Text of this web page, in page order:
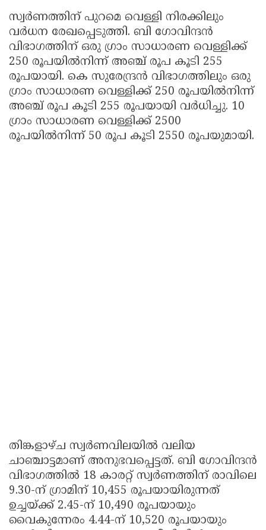
സ്വര്‍ണത്തിന് പുറമെ വെള്ളി നിരക്കിലും
വര്‍ധന രേഖപ്പെടുത്തി. ബി ഗോവിന്ദന്‍
വിഭാഗത്തിന് ഒരു ഗ്രാം സാധാരണ വെള്ളിക്ക്
250 രൂപയില്‍നിന്ന് അഞ്ച് രൂപ കൂടി 255
രൂപയായി. കെ സുരേന്ദ്രന്‍ വിഭാഗത്തിലും ഒരു
ഗ്രാം സാധാരണ വെള്ളിക്ക് 250 രൂപയില്‍നിന്ന്
അഞ്ച് രൂപ കൂടി 255 രൂപയായി വര്‍ധിച്ചു. 10
ഗ്രാം സാധാരണ വെള്ളിക്ക് 2500
രൂപയില്‍നിന്ന് 50 രൂപ കൂടി 2550 രൂപയുമായി.
തിങ്കളാഴ്ച സ്വര്‍ണവിലയില്‍ വലിയ
ചാഞ്ചാട്ടമാണ് അനുഭവപ്പെട്ടത്. ബി ഗോവിന്ദന്‍
വിഭാഗത്തില്‍ 18 കാരറ്റ് സ്വര്‍ണത്തിന് രാവിലെ
9.30-ന് ഗ്രാമിന് 10,455 രൂപയായിരുന്നത്
ഉച്ചയ്ക്ക് 2.45-ന് 10,490 രൂപയായും
വൈകുന്നേരം 4.44-ന് 10,520 രൂപയായും